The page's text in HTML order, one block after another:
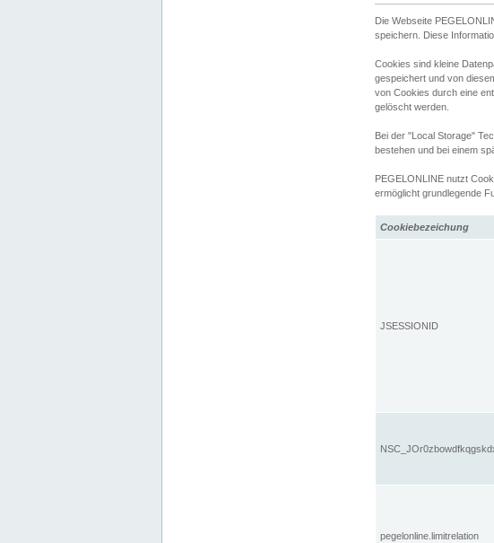
Die Webseite
speichern. Diese
Cookies sind kleine
gespeichert und von
von Cookies durch eine
gelöscht werden.
Bei der "Local Storage"
bestehen und bei einem
PEGELONLINE nutzt
ermöglicht grundlegende
Cookiebezeichung
JSESSIONID
pegelonline.limitrelation